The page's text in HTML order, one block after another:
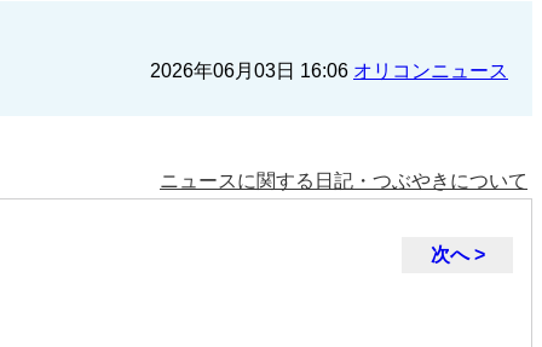
2026年06月03日 16:06 オリコンニュース
ニュースに関する日記・つぶやきについて
次へ >